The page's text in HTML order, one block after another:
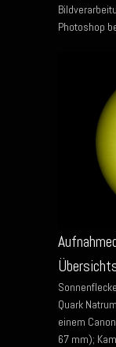
Photoshop
Quark
einem
67 mm);